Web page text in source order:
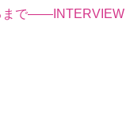
まで――INTERVIEW